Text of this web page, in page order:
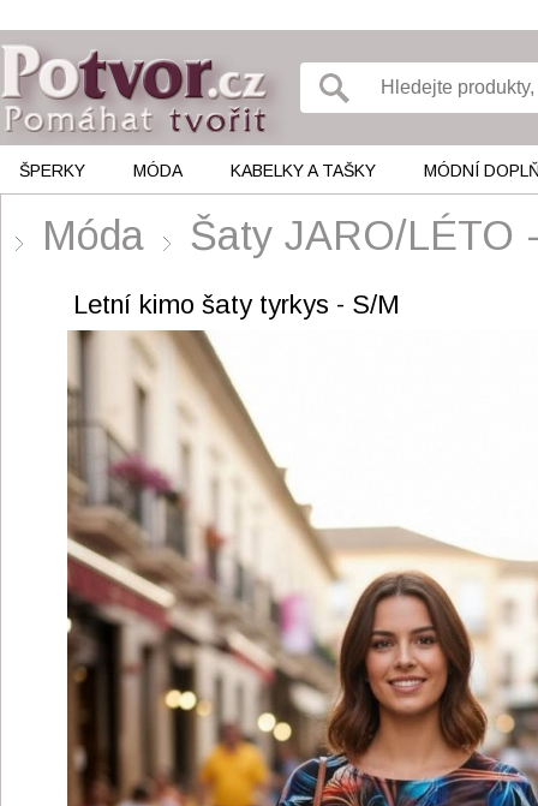
ŠPERKY MÓDA KABELKY A TAŠKY MÓDNÍ
Móda Šaty JARO/LÉTO
Letní kimo šaty tyrkys - S/M